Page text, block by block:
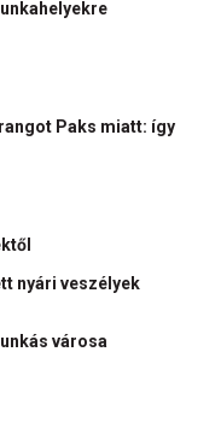
Paks miatt: így
nyári veszélyek
városa